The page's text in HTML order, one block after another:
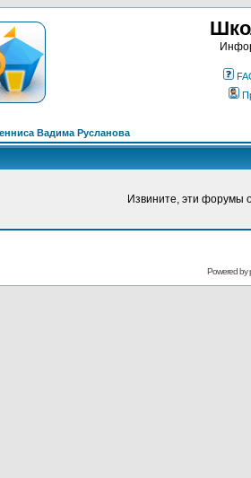
Вадима Русланова
Извините, эти форумы
Powered by